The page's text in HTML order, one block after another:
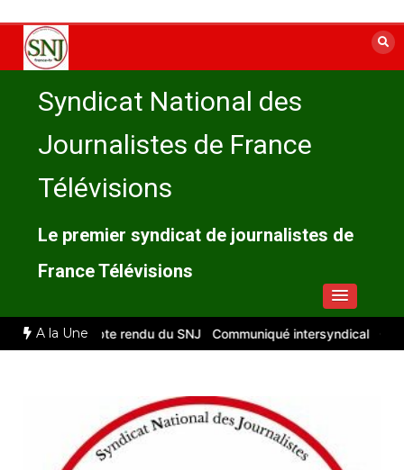
contenu
Syndicat National des
Journalistes de France
Télévisions
Le premier syndicat de journalistes de
France Télévisions
A la Une
2026 : compte rendu du SNJ Communiqué intersyndical